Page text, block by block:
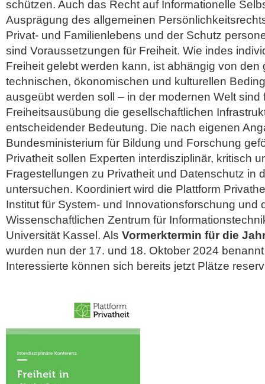
schützen. Auch das Recht auf Informationelle
Ausprägung des allgemeinen
Privat- und Familienlebens und der Schutz
sind Voraussetzungen für Freiheit. Wie indes
Freiheit gelebt werden kann, ist abhängig von den
technischen, ökonomischen und kulturellen
ausgeübt werden soll – in der modernen Welt sind
Freiheitsausübung die gesellschaftlichen
entscheidender Bedeutung. Die nach eigenen
Bundesministerium für Bildung und Forschung
Privatheit sollen Experten interdisziplinär, kritisch
Fragestellungen zu Privatheit und Datenschutz in
untersuchen. Koordiniert wird die Plattform
Institut für System- und Innovationsforschung und
Wissenschaftlichen Zentrum für
Universität Kassel. Als Vormerktermin für die
wurden nun der 17. und 18. Oktober 2024
Interessierte können sich bereits jetzt Plätze